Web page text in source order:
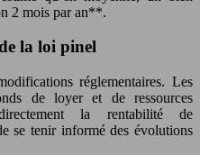
2 mois par an**.
la loi pinel
réglementaires. Les
de loyer et de ressources
la rentabilité de
se tenir informé des évolutions